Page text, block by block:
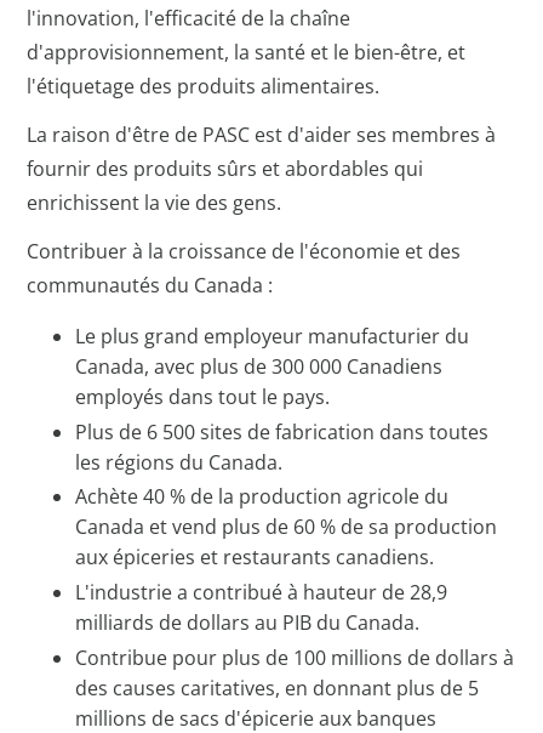
l'innovation, l'efficacité de la chaîne
d'approvisionnement, la santé et le bien-être, et
l'étiquetage des produits alimentaires.
La raison d'être de PASC est d'aider ses membres à
fournir des produits sûrs et abordables qui
enrichissent la vie des gens.
Contribuer à la croissance de l'économie et des
communautés du Canada :
Le plus grand employeur manufacturier du
Canada, avec plus de 300 000 Canadiens
employés dans tout le pays.
Plus de 6 500 sites de fabrication dans toutes
les régions du Canada.
Achète 40 % de la production agricole du
Canada et vend plus de 60 % de sa production
aux épiceries et restaurants canadiens.
L'industrie a contribué à hauteur de 28,9
milliards de dollars au PIB du Canada.
Contribue pour plus de 100 millions de dollars à
des causes caritatives, en donnant plus de 5
millions de sacs d'épicerie aux banques